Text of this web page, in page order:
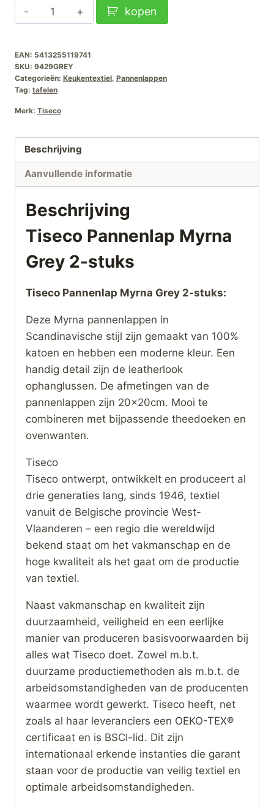
Tiseco
Pannenlap
Grey
2-
stuks
aantal
kopen
EAN: 5413255119741
SKU: 9429GREY
Categorieën: Keukentextiel, Pannenlappen
Tag: tafelen
Merk: Tiseco
Beschrijving
Aanvullende informatie
Beschrijving
Tiseco Pannenlap Myrna
Grey 2-stuks
Tiseco Pannenlap Myrna Grey 2-stuks:
Deze Myrna pannenlappen in
Scandinavische stijl zijn gemaakt van 100%
katoen en hebben een moderne kleur. Een
handig detail zijn de leatherlook
ophanglussen. De afmetingen van de
pannenlappen zijn 20x20cm. Mooi te
combineren met bijpassende theedoeken en
ovenwanten.
Tiseco
Tiseco ontwerpt, ontwikkelt en produceert al
drie generaties lang, sinds 1946, textiel
vanuit de Belgische provincie West-
Vlaanderen – een regio die wereldwijd
bekend staat om het vakmanschap en de
hoge kwaliteit als het gaat om de productie
van textiel.
Naast vakmanschap en kwaliteit zijn
duurzaamheid, veiligheid en een eerlijke
manier van produceren basisvoorwaarden bij
alles wat Tiseco doet. Zowel m.b.t.
duurzame productiemethoden als m.b.t. de
arbeidsomstandigheden van de producenten
waarmee wordt gewerkt. Tiseco heeft, net
zoals al haar leveranciers een OEKO-TEX®
certificaat en is BSCI-lid. Dit zijn
internationaal erkende instanties die garant
staan voor de productie van veilig textiel en
optimale arbeidsomstandigheden.